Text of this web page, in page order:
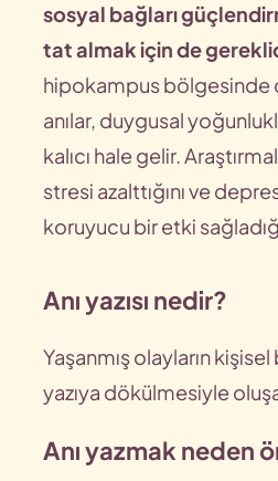
sosyal bağları
tat almak için de
hipokampus bölgesinde
anılar, duygusal
kalıcı hale gelir.
stresi azalttığını ve
koruyucu bir etki
Anı yazısı nedir?
Yaşanmış olayların kişisel
yazıya dökülmesiyle
Anı yazmak neden